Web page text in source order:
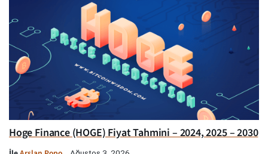
Hoge Finance (HOGE) Fiyat Tahmini – 2024, 2025 – 2030